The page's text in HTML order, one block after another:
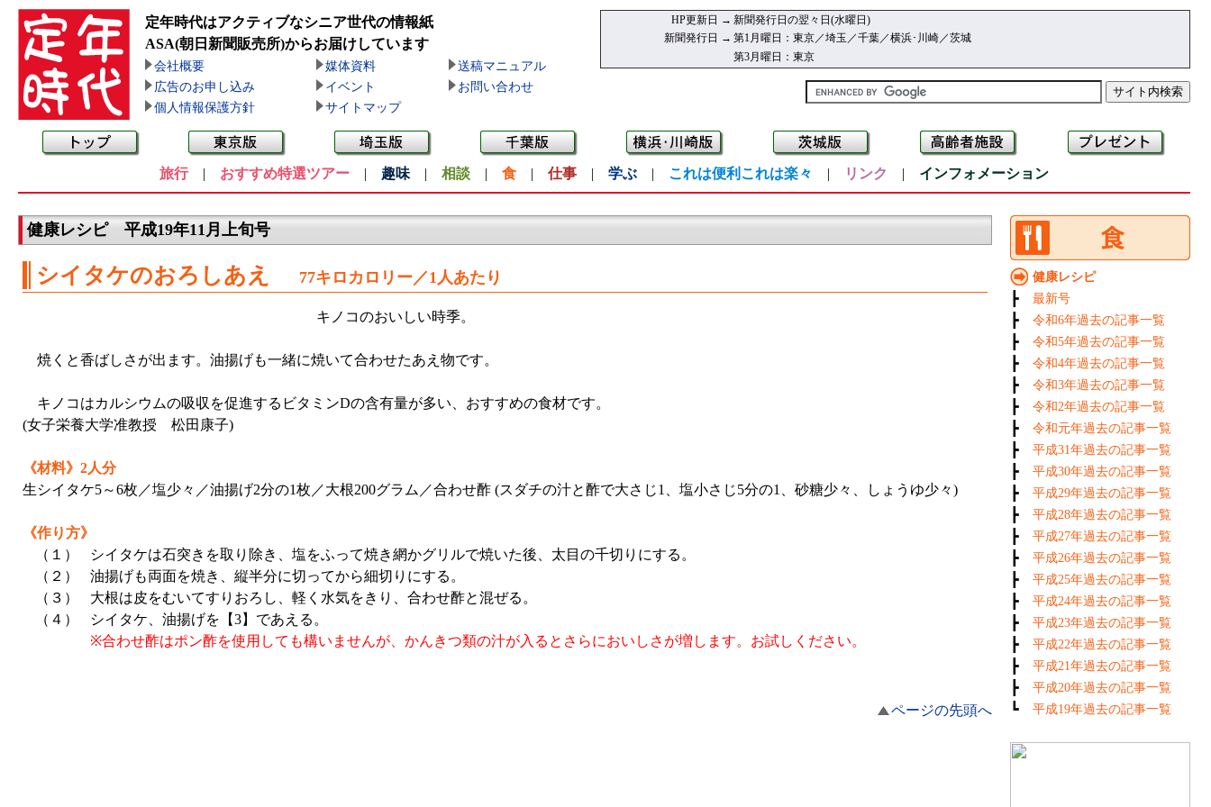
定年時代はアクティブなシニア世代の情報紙
ASA(朝日新聞販売所)からお届けしています
会社概要 媒体資料
送稿マニュアル
広告のお申し込み
イベント
お問い合わせ
個人情報保護方針
サイトマップ
HP更新日 → 新聞発行日の翌々日(水曜日)
新聞発行日 → 第1月曜日：東京／埼玉／千葉／横浜･川崎／茨城
第3月曜日：東京
旅行| おすすめ特選ツアー | 趣味 | 相談 | 食 | 仕事 | 学ぶ | これは便利これは楽々 | リンク | インフォメーション
健康レシピ 平成19年11月上旬号
シイタケのおろしあえ 77キロカロリー／1人あたり
キノコのおいしい時季。
焼くと香ばしさが出ます。油揚げも一緒に焼いて合わせたあえ物です。
キノコはカルシウムの吸収を促進するビタミンDの含有量が多い、おすすめの食材です。
(女子栄養大学准教授 松田康子)
《材料》2人分
生シイタケ5～6枚／塩少々／油揚げ2分の1枚／大根200グラム／合わせ酢 (スダチの汁と酢で大さじ1、塩小さじ5分の1、砂糖少々、しょうゆ少々)
《作り方》
（１）
シイタケは石突きを取り除き、塩をふって焼き網かグリルで焼いた後、太目の千切りにする。
（２）
油揚げも両面を焼き、縦半分に切ってから細切りにする。
（３）
大根は皮をむいてすりおろし、軽く水気をきり、合わせ酢と混ぜる。
（４）
シイタケ、油揚げを【3】であえる。
※合わせ酢はポン酢を使用しても構いませんが、かんきつ類の汁が入るとさらにおいしさが増します。お試しください。
ページの先頭へ
健康レシピ
┣ 最新号
┣ 令和6年過去の記事一覧
┣ 令和5年過去の記事一覧
┣ 令和4年過去の記事一覧
┣ 令和3年過去の記事一覧
┣ 令和2年過去の記事一覧
┣ 令和元年過去の記事一覧
┣ 平成31年過去の記事一覧
┣ 平成30年過去の記事一覧
┣ 平成29年過去の記事一覧
┣ 平成28年過去の記事一覧
┣ 平成27年過去の記事一覧
┣ 平成26年過去の記事一覧
┣ 平成25年過去の記事一覧
┣ 平成24年過去の記事一覧
┣ 平成23年過去の記事一覧
┣ 平成22年過去の記事一覧
┣ 平成21年過去の記事一覧
┣ 平成20年過去の記事一覧
┗ 平成19年過去の記事一覧